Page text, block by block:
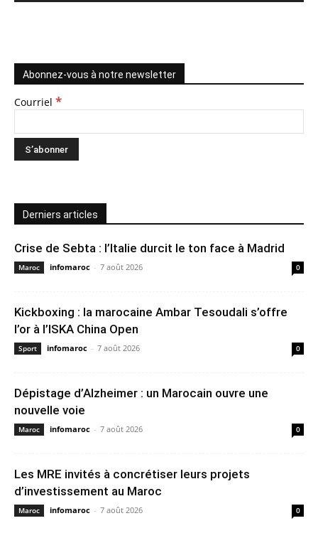
Abonnez-vous à notre newsletter
Courriel *
Derniers articles
Crise de Sebta : l’Italie durcit le ton face à Madrid
Maroc infomaroc - 7 août 2026 0
Kickboxing : la marocaine Ambar Tesoudali s’offre
l’or à l’ISKA China Open
Sport infomaroc - 7 août 2026 0
Dépistage d’Alzheimer : un Marocain ouvre une
nouvelle voie
Maroc infomaroc - 7 août 2026 0
Les MRE invités à concrétiser leurs projets
d’investissement au Maroc
Maroc infomaroc - 7 août 2026 0